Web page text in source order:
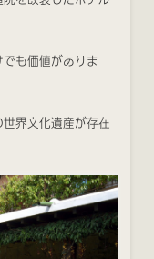
も価値がありま
界文化遺産が存在